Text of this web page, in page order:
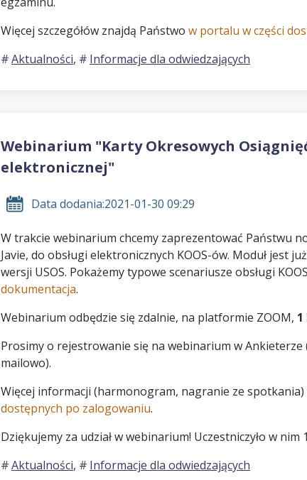
Więcej szczegółów znajdą Państwo w portalu w części
Aktualności, Informacje dla odwiedzających
Webinarium "Karty Okresowych
elektronicznej"
Data dodania:2021-01-30 09:29
W trakcie webinarium chcemy zaprezentować Państwu
Javie, do obsługi elektronicznych KOOS-ów. Moduł jest
wersji USOS. Pokażemy typowe scenariusze obsługi
dokumentacja.
Webinarium odbędzie się zdalnie, na platformie ZOOM,
Prosimy o rejestrowanie się na webinarium w
mailowo).
Więcej informacji (harmonogram, nagranie ze
dostępnych po zalogowaniu.
Dziękujemy za udział w webinarium! Uczestniczyło w nim
Aktualności, Informacje dla odwiedzających